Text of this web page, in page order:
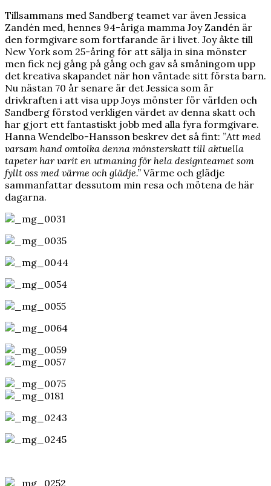
Tillsammans med Sandberg teamet var även Jessica
Zandén med, hennes 94-åriga mamma Joy Zandén är
den formgivare som fortfarande är i livet. Joy åkte till
New York som 25-åring för att sälja in sina mönster
men fick nej gång på gång och gav så småningom upp
det kreativa skapandet när hon väntade sitt första barn.
Nu nästan 70 år senare är det Jessica som är
drivkraften i att visa upp Joys mönster för världen och
Sandberg förstod verkligen värdet av denna skatt och
har gjort ett fantastiskt jobb med alla fyra formgivare.
Hanna Wendelbo-Hansson beskrev det så fint: ”Att med
varsam hand omtolka denna mönsterskatt till aktuella
tapeter har varit en utmaning för hela designteamet som
fyllt oss med värme och glädje.” Värme och glädje
sammanfattar dessutom min resa och mötena de här
dagarna.